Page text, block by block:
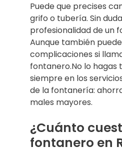
Puede que precises
grifo o tubería. Sin
profesionalidad de un
Aunque también
complicaciones si
fontanero.No lo hagas
siempre en los
de la fontanería:
males mayores.
¿Cuánto
fontanero en